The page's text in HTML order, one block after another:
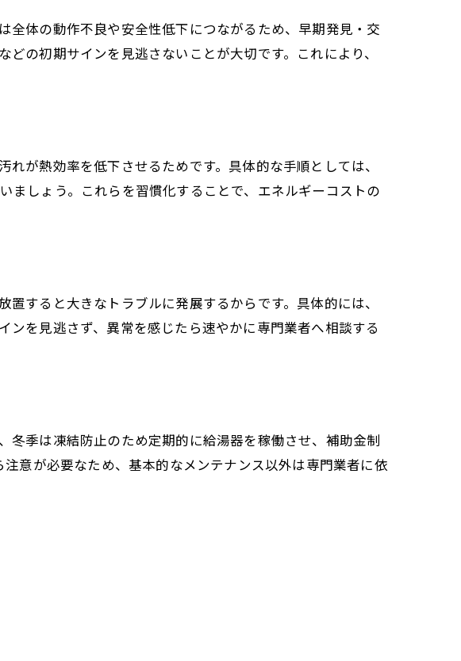
安心を確保
体制を確認
繋がる理由
体の動作不良や安全性低下につながるため、早期発見・交
の初期サインを見逃さないことが大切です。これにより、
が熱効率を低下させるためです。具体的な手順としては、
しょう。これらを習慣化することで、エネルギーコストの
すると大きなトラブルに発展するからです。具体的には、
を見逃さず、異常を感じたら速やかに専門業者へ相談する
季は凍結防止のため定期的に給湯器を稼働させ、補助金制
意が必要なため、基本的なメンテナンス以外は専門業者に依